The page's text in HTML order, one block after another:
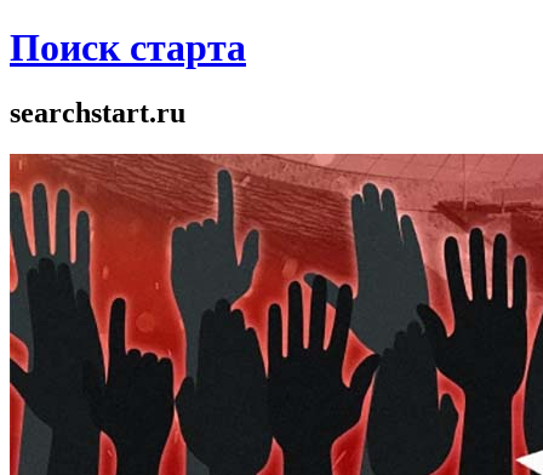
Поиск старта
searchstart.ru